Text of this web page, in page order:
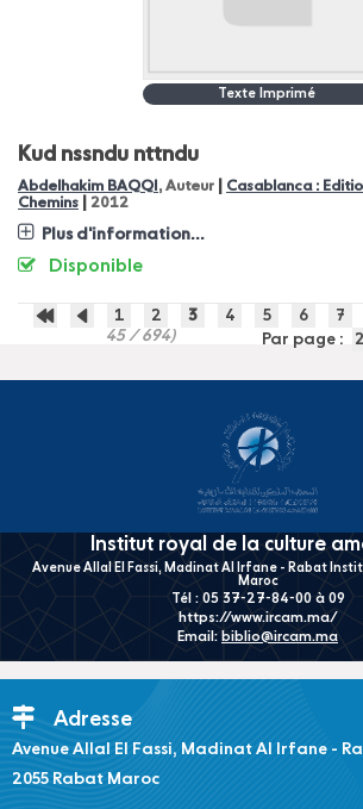
Texte Imprimé
Kud nssndu nttndu
Abdelhakim BAQQI , Auteur
Casablanca :
Chemins
2012
Plus d'information...
Disponible
1 2 3 4 5 6 7
45 / 694)
Par page :
Institut royal de la culture
Avenue Allal El Fassi, Madinat Al Irfane - Rabat
Maroc
Tél : 05 37-27-84-00 à 09
https://www.ircam.ma/
Email: biblio@ircam.ma
Adresse
Avenue Allal El Fassi, Madinat Al Irfane -
2055 Rabat Maroc